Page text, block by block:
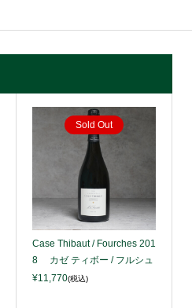
Sold Out
Case Thibaut / Fourches 201
8 カゼ ティボー / フルシュ
¥11,770(税込)